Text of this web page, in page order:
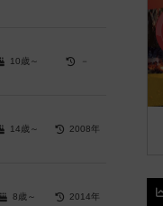
10歳～ －
14歳～ 2008年
8歳～ 2014年